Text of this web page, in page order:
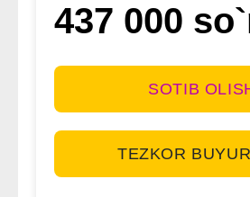
437 000
SOTIB
TEZKOR